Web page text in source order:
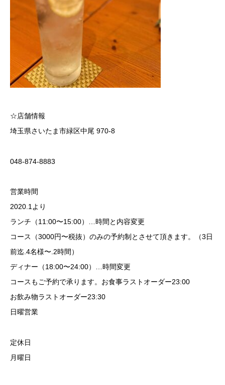
☆店舗情報
埼玉県さいたま市緑区中尾 970-8
048-874-8883
営業時間
2020.1より
ランチ（11:00〜15:00）…時間と内容変更
コース（3000円〜税抜）のみの予約制とさせて頂きます。（3日
前迄.4名様〜.2時間）
ディナー（18:00〜24:00）…時間変更
コースもご予約で承ります。お食事ラストオーダー23:00
お飲み物ラストオーダー23:30
日曜営業
定休日
月曜日